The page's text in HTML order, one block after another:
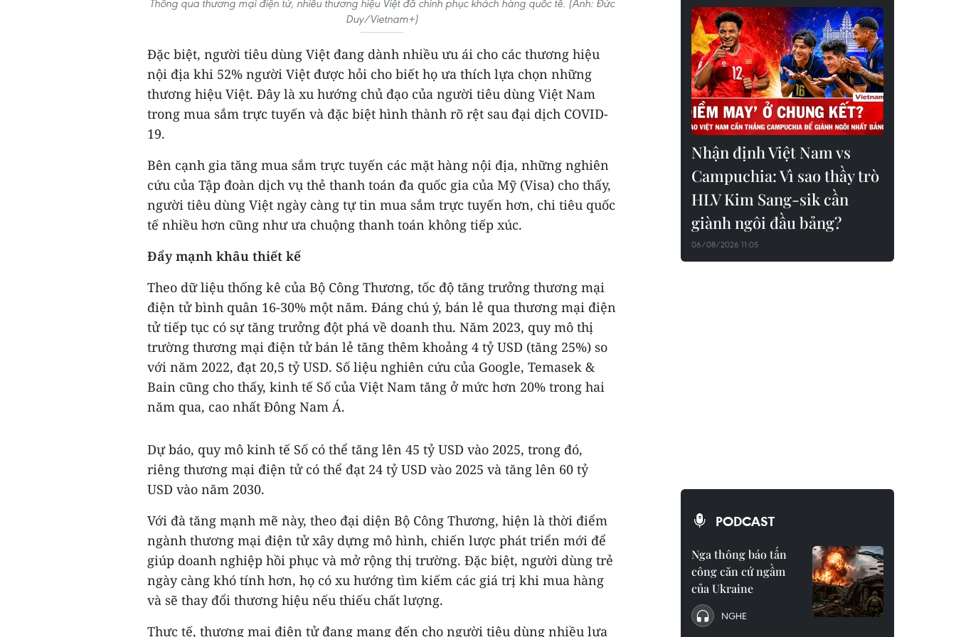
Thông qua thương mại điện tử, nhiều thương hiệu Việt đã chinh phục khách hàng quốc tế. (Ảnh: Đức
Duy/Vietnam+)
Đặc biệt, người tiêu dùng Việt đang dành nhiều ưu ái cho các thương hiệu
nội địa khi 52% người Việt được hỏi cho biết họ ưa thích lựa chọn những
thương hiệu Việt. Đây là xu hướng chủ đạo của người tiêu dùng Việt Nam
trong mua sắm trực tuyến và đặc biệt hình thành rõ rệt sau đại dịch COVID-
19.
Bên cạnh gia tăng mua sắm trực tuyến các mặt hàng nội địa, những nghiên
cứu của Tập đoàn dịch vụ thẻ thanh toán đa quốc gia của Mỹ (Visa) cho thấy,
người tiêu dùng Việt ngày càng tự tin mua sắm trực tuyến hơn, chi tiêu quốc
tế nhiều hơn cũng như ưa chuộng thanh toán không tiếp xúc.
Đẩy mạnh khâu thiết kế
Theo dữ liệu thống kê của Bộ Công Thương, tốc độ tăng trưởng thương mại
điện tử bình quân 16-30% một năm. Đáng chú ý, bán lẻ qua thương mại điện
tử tiếp tục có sự tăng trưởng đột phá về doanh thu. Năm 2023, quy mô thị
trường thương mại điện tử bán lẻ tăng thêm khoảng 4 tỷ USD (tăng 25%) so
với năm 2022, đạt 20,5 tỷ USD. Số liệu nghiên cứu của Google, Temasek &
Bain cũng cho thấy, kinh tế Số của Việt Nam tăng ở mức hơn 20% trong hai
năm qua, cao nhất Đông Nam Á.
Dự báo, quy mô kinh tế Số có thể tăng lên 45 tỷ USD vào 2025, trong đó,
riêng thương mại điện tử có thể đạt 24 tỷ USD vào 2025 và tăng lên 60 tỷ
USD vào năm 2030.
Với đà tăng mạnh mẽ này, theo đại diện Bộ Công Thương, hiện là thời điểm
ngành thương mại điện tử xây dựng mô hình, chiến lược phát triển mới để
giúp doanh nghiệp hồi phục và mở rộng thị trường. Đặc biệt, người dùng trẻ
ngày càng khó tính hơn, họ có xu hướng tìm kiếm các giá trị khi mua hàng
và sẽ thay đổi thương hiệu nếu thiếu chất lượng.
Thực tế, thương mại điện tử đang mang đến cho người tiêu dùng nhiều lựa
Nhận định Việt Nam vs
Campuchia: Vì sao thầy trò
HLV Kim Sang-sik cần
giành ngôi đầu bảng?
06/08/2026 11:05
PODCAST
Nga thông báo tấn
công căn cứ ngầm
của Ukraine
NGHE